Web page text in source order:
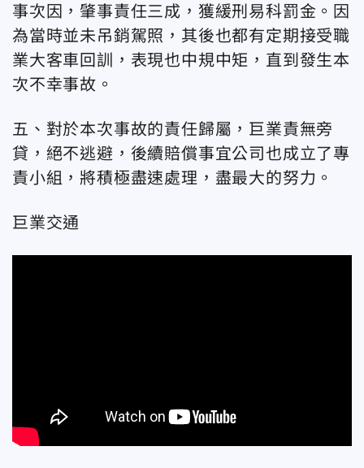
事次因，肇事責任三成，獲緩刑易科罰金。因
為當時並未吊銷駕照，其後也都有定期接受職
業大客車回訓，表現也中規中矩，直到發生本
次不幸事故。
五、對於本次事故的責任歸屬，巨業責無旁
貸，絕不逃避，後續賠償事宜公司也成立了專
責小組，將積極盡速處理，盡最大的努力。
巨業交通